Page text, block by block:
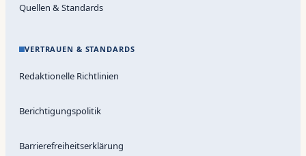
Quellen & Standards
VERTRAUEN & STANDARDS
Redaktionelle Richtlinien
Berichtigungspolitik
Barrierefreiheitserklärung